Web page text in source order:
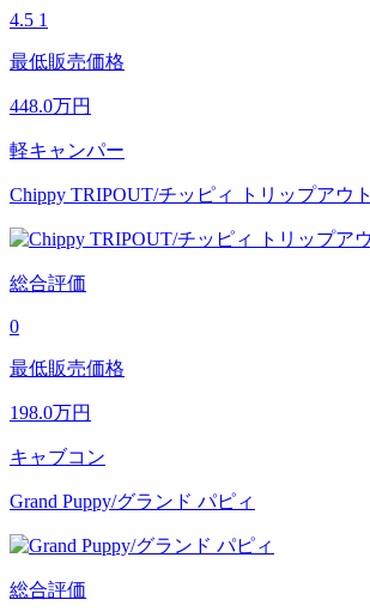
4.5 1
最低販売価格
448.0万円
軽キャンパー
Chippy TRIPOUT/チッピィ トリップアウト
総合評価
0
最低販売価格
198.0万円
キャブコン
Grand Puppy/グランド パピィ
総合評価